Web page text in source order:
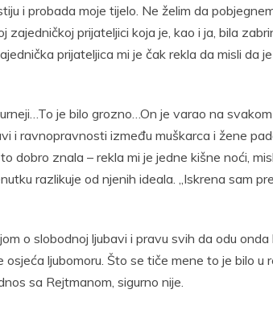
i probada moje tijelo. Ne želim da
prijateljici koja je, kao i ja, bila
prijateljica mi je čak rekla da misli da
je bilo grozno…On je varao na svakom
i ravnopravnosti između muškarca i žene
dobro znala – rekla mi je jedne kišne noći,
razlikuje od njenih ideala. „Iskrena sam
o slobodnoj ljubavi i pravu svih da odu onda
ljubomoru. Što se tiče mene to je bilo u
sa Rejtmanom, sigurno nije.